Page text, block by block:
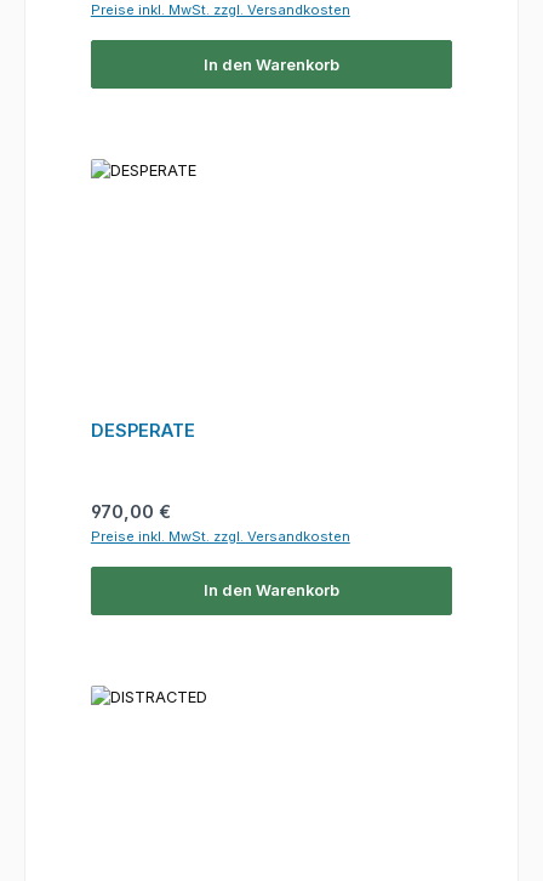
Preise inkl. MwSt. zzgl. Versandkosten
In den Warenkorb
DESPERATE
Regulärer Preis:
970,00 €
Preise inkl. MwSt. zzgl. Versandkosten
In den Warenkorb